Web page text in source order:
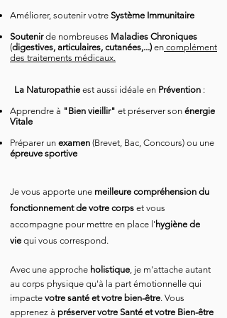
Améliorer, soutenir votre Système Immunitaire
Soutenirde nombreuses Maladies Chroniques
(digestives, articulaires, cutanées,...)en complément
des traitements médicaux.
La Naturopathie est aussi idéale en Prévention :
Apprendre à "Bien vieillir" et préserver son énergie
Vitale
Préparer un examen (Brevet, Bac, Concours) ou une
épreuve sportive
Je vous apporte une meilleure compréhension du
fonctionnement de votre corps et vous
accompagne pour mettre en place l' hygiène de
vie qui vous correspond.
Avec une approche holistique, je m'attache autant
au corps physique qu'à la part émotionnelle qui
impacte votre santé et votre bien-être. Vous
apprenez à préserver votre Santé et votre Bien-être